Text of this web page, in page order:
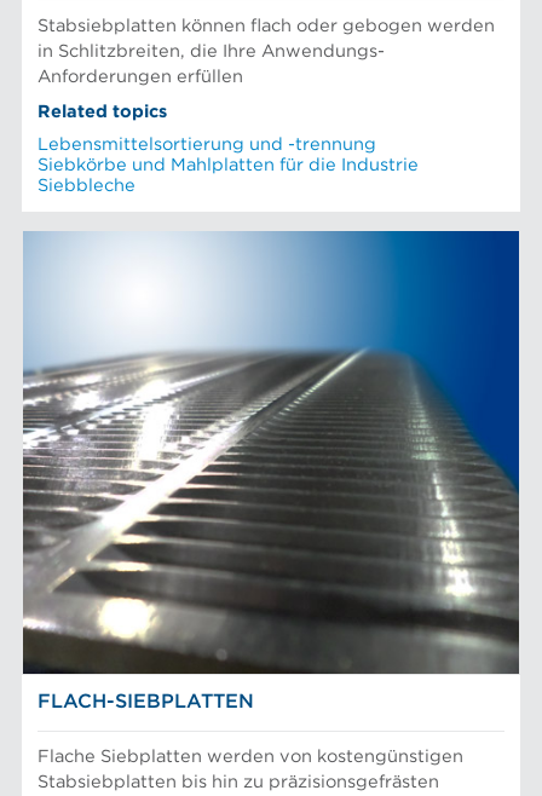
Stabsiebplatten können flach oder gebogen werden
in Schlitzbreiten, die Ihre Anwendungs-
Anforderungen erfüllen
Related topics
Lebensmittelsortierung und -trennung
Siebkörbe und Mahlplatten für die Industrie
Siebbleche
FLACH-SIEBPLATTEN
Flache Siebplatten werden von kostengünstigen
Stabsiebplatten bis hin zu präzisionsgefrästen